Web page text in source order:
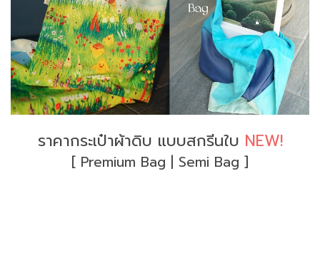
ราคากระเป๋าผ้าดิบ แบบสกรีนใบ NEW!
[ Premium Bag | Semi Bag ]